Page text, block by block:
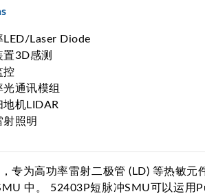
LED/Laser Diode
置3D感测
控
光通讯模组
地机LIDAR
射照明
专为高功率雷射二极管 (LD) 等热敏元
中。 52403P短脉冲SMU可以运用